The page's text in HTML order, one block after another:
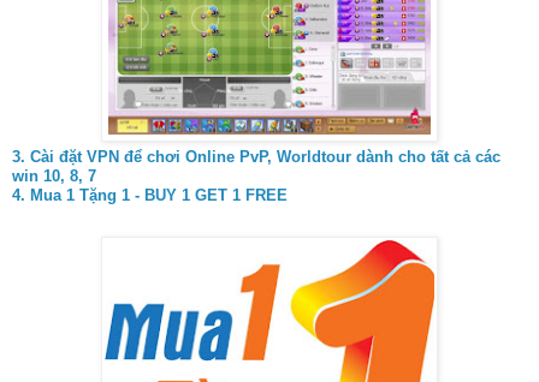
3. Cài đặt VPN để chơi Online PvP, Worldtour dành cho tất cả các
win 10, 8, 7
4. Mua 1 Tặng 1 - BUY 1 GET 1 FREE